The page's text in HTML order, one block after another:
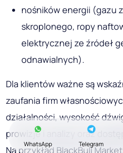
nośników energii (gazu
skroplonego, ropy
elektrycznej ze źródeł
odnawialnych).
Dla klientów ważne są
zaufania firm
działalności, wysokość
prowizje i analizy oraz
Na przykład BlackBull
WhatsApp Telegram